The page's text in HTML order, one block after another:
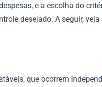
e a escolha do
desejado. A seguir, veja
que ocorrem